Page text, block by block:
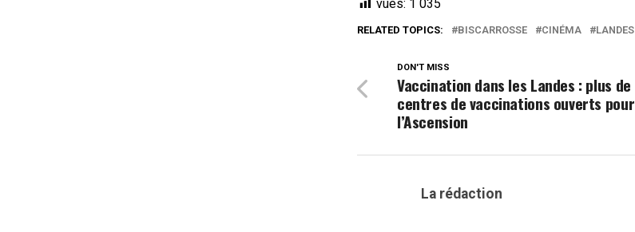
vues: 1 035
RELATED TOPICS: BISCARROSSE CINÉMA LANDES
DON'T MISS
Vaccination dans les Landes : plus de
centres de vaccinations ouverts pour
l’Ascension
La rédaction